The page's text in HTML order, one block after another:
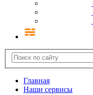
Главная
Наши сервисы